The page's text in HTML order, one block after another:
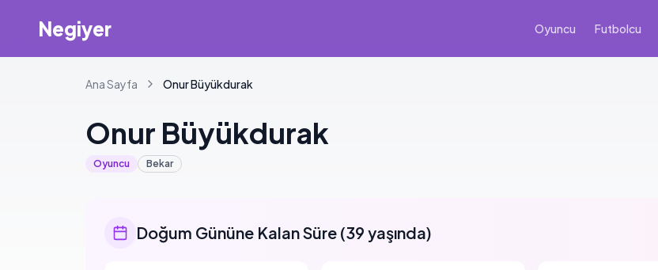
Negiyer Oyuncu Futbolcu
Ana Sayfa OnurBüyükdurak
Onur Büyükdurak
Oyuncu Bekar
Doğum Gününe Kalan Süre (39 yaşında)